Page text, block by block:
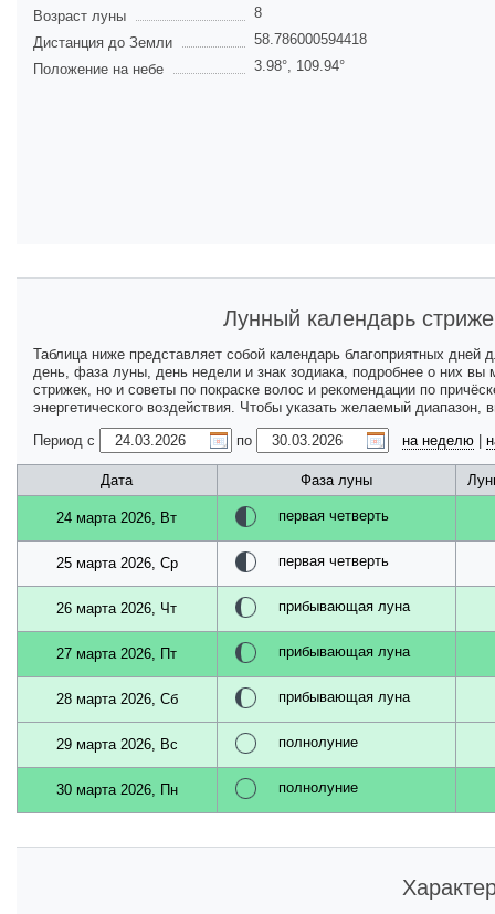
Возраст луны
8
Дистанция до Земли
58.786000594418
Положение на небе
3.98°, 109.94°
Лунный календарь
Таблица ниже представляет собой календарь благоприятных
день, фаза луны, день недели и знак зодиака, подробнее о них вы
стрижек, но и советы по покраске волос и рекомендации по
энергетического воздействия. Чтобы указать желаемый
Период с
по на неделю
Дата Фаза луны
24 марта 2026, Вт первая четверть
25 марта 2026, Ср первая четверть
26 марта 2026, Чт прибывающая луна
27 марта 2026, Пт прибывающая луна
28 марта 2026, Сб прибывающая луна
29 марта 2026, Вс полнолуние
30 марта 2026, Пн полнолуние